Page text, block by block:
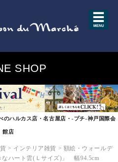
SHOP
ハルカス店・名古屋店・-プチ-神戸国際会
館店
> インテリア雑貨 > 額絵・ウォールデ
なハート雲(Ｌサイズ)」 幅94.5cm